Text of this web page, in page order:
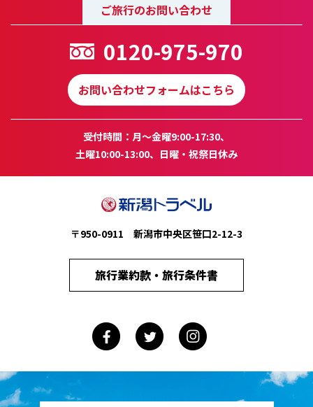
ご旅行のお問い合わせ
0120-975-970
お問い合わせフォームはこちら
受付時間：月～金曜9:00-17:30、
土曜10:00-13:00、日曜・祝祭日休み
〒950-0911 新潟市中央区笹口2-12-3
旅行業約款・旅行条件書